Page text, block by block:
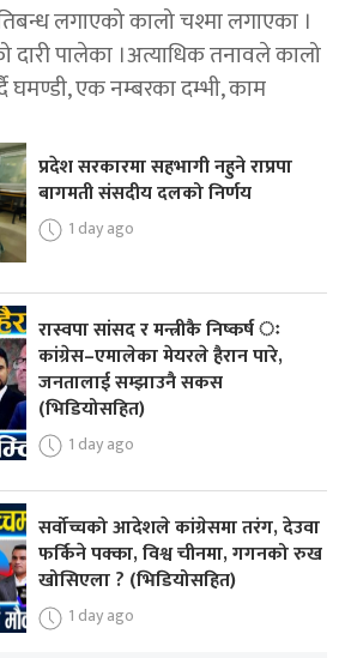
लगाएको कालो चश्मा लगाएका ।
दारी पालेका ।अत्याधिक तनावले कालो
घमण्डी, एक नम्बरका दम्भी, काम
प्रदेश सरकारमा सहभागी नहुने राप्रपा
बागमती संसदीय दलको निर्णय
1 day ago
रास्वपा सांसद र मन्त्रीकै निष्कर्ष ः
कांग्रेस–एमालेका मेयरले हैरान पारे,
जनतालाई सम्झाउनै सकस
(भिडियोसहित)
1 day ago
सर्वोच्चको आदेशले कांग्रेसमा तरंग, देउवा
फर्किने पक्का, विश्व चीनमा, गगनको रुख
खोसिएला ? (भिडियोसहित)
1 day ago